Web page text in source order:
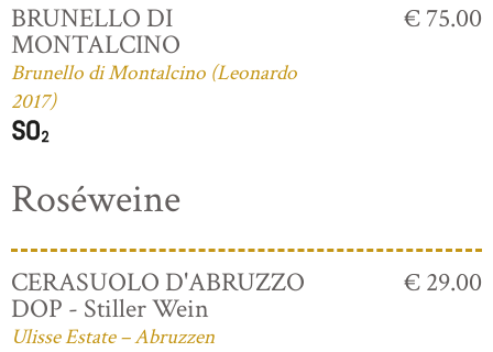
BRUNELLO DI
MONTALCINO
Brunello di Montalcino (Leonardo
2017)
€ 75.00
Roséweine
CERASUOLO D'ABRUZZO
DOP - Stiller Wein
Ulisse Estate – Abruzzen
€ 29.00